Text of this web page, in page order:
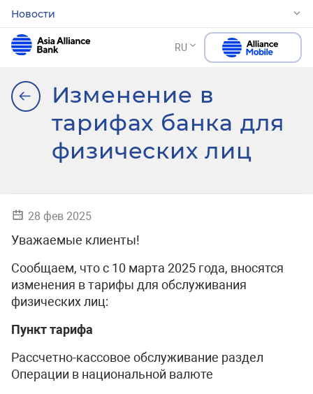
Новости
RU
Изменение в
тарифах банка для
физических лиц
28 фев 2025
Уважаемые клиенты!
Сообщаем, что с 10 марта 2025 года, вносятся
изменения в тарифы для обслуживания
физических лиц:
Пункт тарифа
Рассчетно-кассовое обслуживание раздел
Операции в национальной валюте